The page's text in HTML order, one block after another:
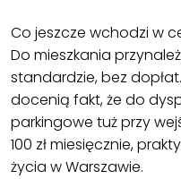
Co jeszcze wchodzi w
Do mieszkania
standardzie, bez
docenią fakt, że do
parkingowe tuż przy
100 zł miesięcznie,
życia w Warszawie.